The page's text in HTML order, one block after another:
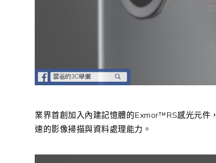
業界首創加入內建記憶體的Exmor™RS感光元件
速的影像掃描與資料處理能力。